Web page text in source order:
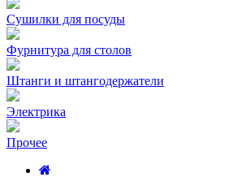
Сушилки для посуды
Фурнитура для столов
Штанги и штангодержатели
Электрика
Прочее